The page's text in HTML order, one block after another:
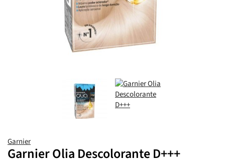
Garnier
Garnier Olia Descolorante D+++